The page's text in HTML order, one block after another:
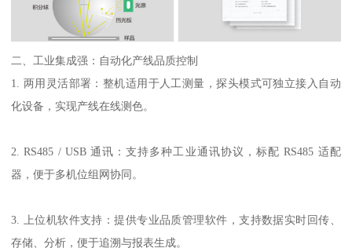
二、工业集成强：自动化产线品质控制
1. 两用灵活部署：整机适用于人工测量，探头模式可独立接入自动
化设备，实现产线在线测色。
2. RS485 / USB 通讯：支持多种工业通讯协议，标配 RS485 适配
器，便于多机位组网协同。
3. 上位机软件支持：提供专业品质管理软件，支持数据实时回传、
存储、分析，便于追溯与报表生成。